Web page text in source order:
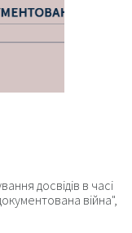
досвідів в часі
війна",